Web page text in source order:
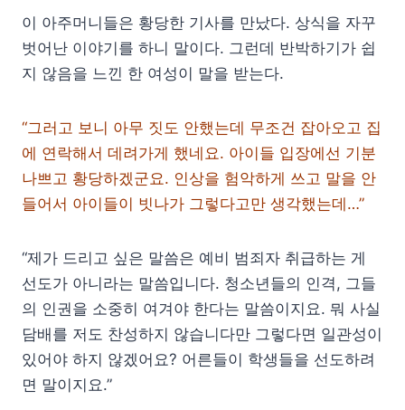
이 아주머니들은 황당한 기사를 만났다. 상식을 자꾸
벗어난 이야기를 하니 말이다. 그런데 반박하기가 쉽
지 않음을 느낀 한 여성이 말을 받는다.
“그러고 보니 아무 짓도 안했는데 무조건 잡아오고 집
에 연락해서 데려가게 했네요. 아이들 입장에선 기분
나쁘고 황당하겠군요. 인상을 험악하게 쓰고 말을 안
들어서 아이들이 빗나가 그렇다고만 생각했는데…”
“제가 드리고 싶은 말씀은 예비 범죄자 취급하는 게
선도가 아니라는 말씀입니다. 청소년들의 인격, 그들
의 인권을 소중히 여겨야 한다는 말씀이지요. 뭐 사실
담배를 저도 찬성하지 않습니다만 그렇다면 일관성이
있어야 하지 않겠어요? 어른들이 학생들을 선도하려
면 말이지요.”